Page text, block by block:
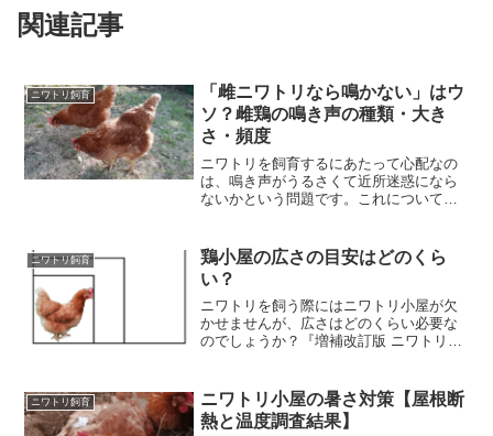
関連記事
ニワトリ飼育
「雌ニワトリなら鳴かない」はウ
ソ？雌鶏の鳴き声の種類・大き
さ・頻度
ニワトリを飼育するにあたって心配なの
は、鳴き声がうるさくて近所迷惑になら
ないかという問題です。これについては
と思います。雌ニワトリはどんなときに
鳴くかまず、鶏といえば早...
ニワトリ飼育
鶏小屋の広さの目安はどのくら
い？
ニワトリを飼う際にはニワトリ小屋が欠
かせませんが、広さはどのくらい必要な
のでしょうか？『増補改訂版 ニワトリと
リ小屋の広さの目安は、畳 1 畳に 5 羽ま
でと...
ニワトリ飼育
ニワトリ小屋の暑さ対策【屋根断
熱と温度調査結果】